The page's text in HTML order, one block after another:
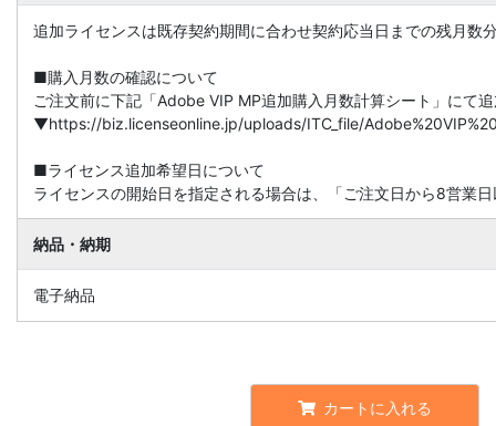
追加ライセンスは既存契約期間に合わせ契約応当日までの残月数
■購入月数の確認について
ご注文前に下記「Adobe VIP MP追加購入月数計算シート」にて
▼https://biz.licenseonline.jp/uploads/ITC_file/
■ライセンス追加希望日について
ライセンスの開始日を指定される場合は、「ご注文日から8営業
納品・納期
電子納品
カートに入れる